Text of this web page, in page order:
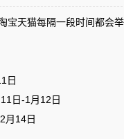
宝天猫每隔一段时间都会
日
日-1月12日
14日